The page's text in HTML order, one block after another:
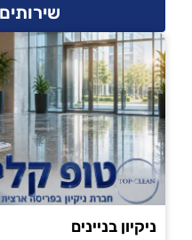
ניקיון בניינים